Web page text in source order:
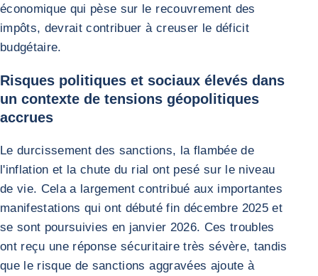
économique qui pèse sur le recouvrement des
impôts, devrait contribuer à creuser le déficit
budgétaire.
Risques politiques et sociaux élevés dans
un contexte de tensions géopolitiques
accrues
Le durcissement des sanctions, la flambée de
l'inflation et la chute du rial ont pesé sur le niveau
de vie. Cela a largement contribué aux importantes
manifestations qui ont débuté fin décembre 2025 et
se sont poursuivies en janvier 2026. Ces troubles
ont reçu une réponse sécuritaire très sévère, tandis
que le risque de sanctions aggravées ajoute à